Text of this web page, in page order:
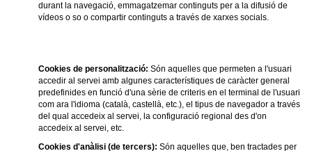
durant la navegació, emmagatzemar continguts per a la difusió de
vídeos o so o compartir continguts a través de xarxes socials.
Cookies de personalització: Són aquelles que permeten a l'usuari
accedir al servei amb algunes característiques de caràcter general
predefinides en funció d'una sèrie de criteris en el terminal de l'usuari
com ara l'idioma (català, castellà, etc.), el tipus de navegador a través
del qual accedeix al servei, la configuració regional des d'on
accedeix al servei, etc.
Cookies d'anàlisi (de tercers): Són aquelles que, ben tractades per